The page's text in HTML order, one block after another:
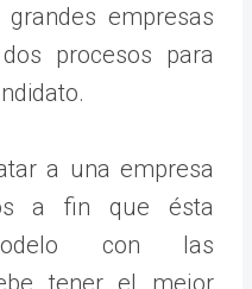
empresas
procesos para
a una empresa
a fin que ésta
con las
tener el mejor